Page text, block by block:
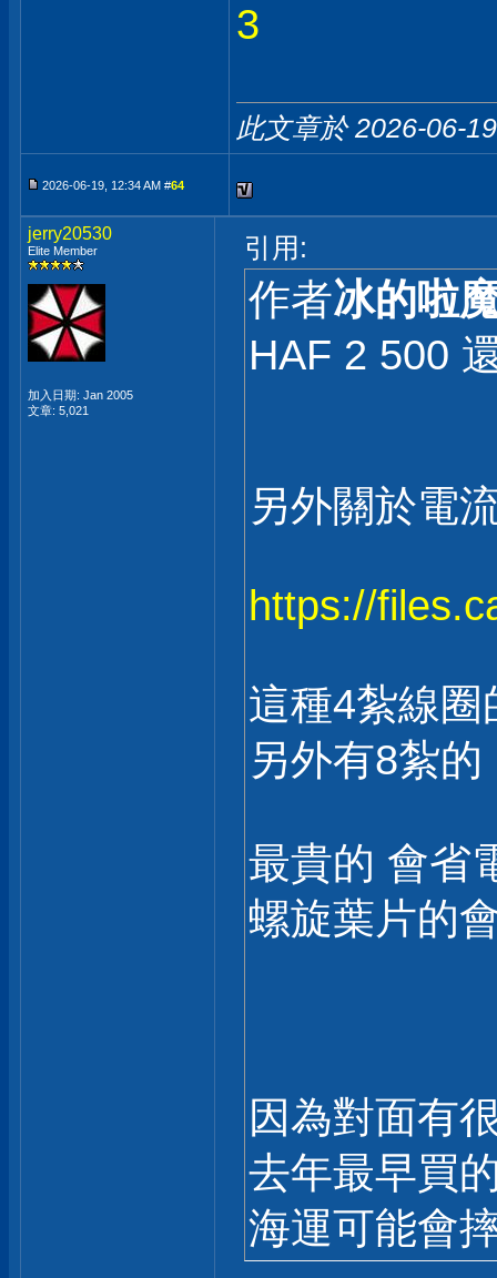
3
此文章於 2026-06-
2026-06-19, 12:34 AM #64
jerry20530
Elite Member
加入日期: Jan 2005
文章: 5,021
引用:
作者冰的啦
HAF 2 500
另外關於電
https://
這種4紮線
另外有8紮的
最貴的 會省
螺旋葉片的
因為對面有
去年最早買
海運可能會